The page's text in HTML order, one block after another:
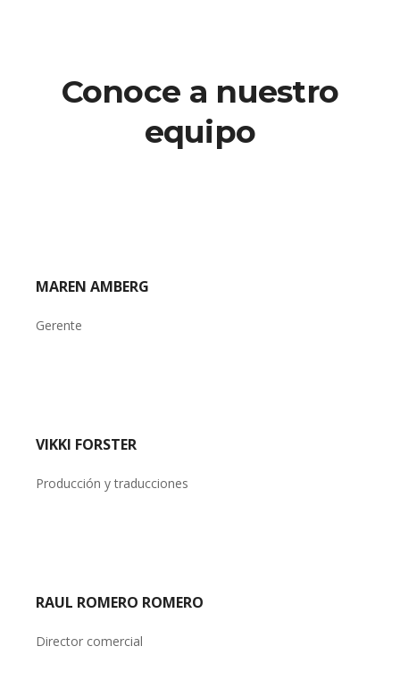
Conoce a nuestro
equipo
MAREN AMBERG
Gerente
VIKKI FORSTER
Producción y traducciones
RAUL ROMERO ROMERO
Director comercial